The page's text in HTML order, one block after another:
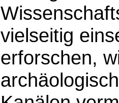
vielseitig
erforschen,